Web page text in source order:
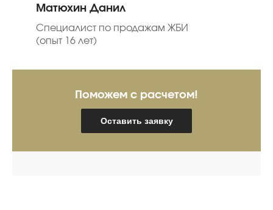
Матюхин Данил
Специалист по продажам ЖБИ
(опыт 16 лет)
Поможем с расчетом!
Оставить заявку